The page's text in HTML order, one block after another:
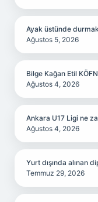
Ayak üstünde
Ağustos 5, 2026
Bilge Kağan Etil KÖFN
Ağustos 4, 2026
Ankara U17 Ligi ne
Ağustos 4, 2026
Yurt dışında alınan
Temmuz 29, 2026